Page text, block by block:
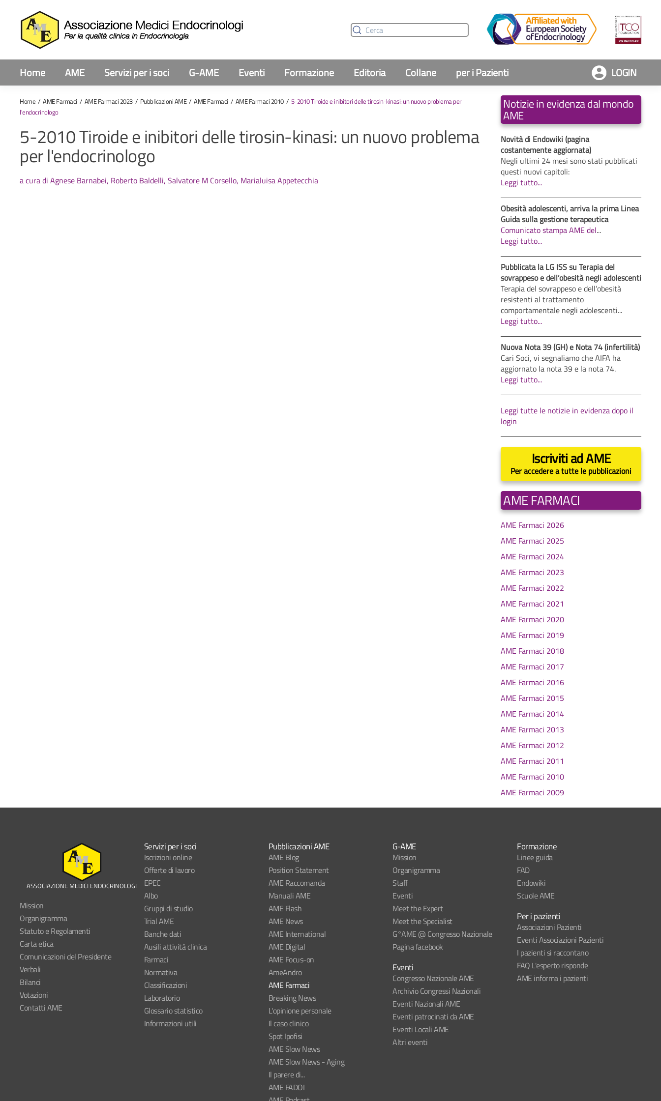
Home AME Servizi per i soci G-AME Eventi Formazione Editoria Collane per i Pazienti LOGIN
Home AME Farmaci AME Farmaci 2023 Pubblicazioni AME AME Farmaci AME Farmaci 2010
5-2010 Tiroide e inibitori delle tirosin-kinasi: un nuovo problema per
l'endocrinologo
5-2010 Tiroide e inibitori delle tirosin-kinasi: un nuovo problema
per l'endocrinologo
a cura di Agnese Barnabei, Roberto Baldelli, Salvatore M Corsello, Marialuisa Appetecchia
Notizie in evidenza dal mondo
AME
Novità di Endowiki (pagina
costantemente aggiornata)
Negli ultimi 24 mesi sono stati pubblicati
questi nuovi capitoli:
Leggi tutto...
Obesità adolescenti, arriva la prima Linea
Guida sulla gestione terapeutica
Comunicato stampa AME del...
Leggi tutto...
Pubblicata la LG ISS su Terapia del
sovrappeso e dell’obesità negli adolescenti
Terapia del sovrappeso e dell’obesità
resistenti al trattamento
comportamentale negli adolescenti...
Leggi tutto...
Nuova Nota 39 (GH) e Nota 74 (infertilità)
Cari Soci, vi segnaliamo che AIFA ha
aggiornato la nota 39 e la nota 74.
Leggi tutto...
Leggi tutte le notizie in evidenza dopo il
login
Iscriviti ad AME
Per accedere a tutte le pubblicazioni
AME FARMACI
AME Farmaci 2026
AME Farmaci 2025
AME Farmaci 2024
AME Farmaci 2023
AME Farmaci 2022
AME Farmaci 2021
AME Farmaci 2020
AME Farmaci 2019
AME Farmaci 2018
AME Farmaci 2017
AME Farmaci 2016
AME Farmaci 2015
AME Farmaci 2014
AME Farmaci 2013
AME Farmaci 2012
AME Farmaci 2011
AME Farmaci 2010
AME Farmaci 2009
ASSOCIAZIONE MEDICI ENDOCRINOLOGI
Mission
Organigramma
Statuto e Regolamenti
Carta etica
Comunicazioni del Presidente
Verbali
Bilanci
Votazioni
Contatti AME
Servizi per i soci
Iscrizioni online
Offerte di lavoro
EPEC
Albo
Gruppi di studio
Trial AME
Banche dati
Ausili attività clinica
Farmaci
Normativa
Classificazioni
Laboratorio
Glossario statistico
Informazioni utili
G-AME
Mission
Organigramma
Staff
Eventi
Meet the Expert
Meet the Specialist
G°AME @ Congresso Nazionale
Pagina facebook
Eventi
Congresso Nazionale AME
Archivio Congressi Nazionali
Eventi Nazionali AME
Eventi patrocinati da AME
Eventi Locali AME
Altri eventi
Pubblicazioni AME
AME Blog
Position Statement
AME Raccomanda
Manuali AME
AME Flash
AME News
AME International
AME Digital
AME Focus-on
AmeAndro
AME Farmaci
Breaking News
L'opinione personale
Il caso clinico
Spot Ipofisi
AME Slow News
AME Slow News - Aging
Il parere di...
AME FADOI
Formazione
Linee guida
FAD
Endowiki
Scuole AME
Per i pazienti
Associazioni Pazienti
Eventi Associazioni Pazienti
I pazienti si raccontano
FAQ L'esperto risponde
AME informa i pazienti